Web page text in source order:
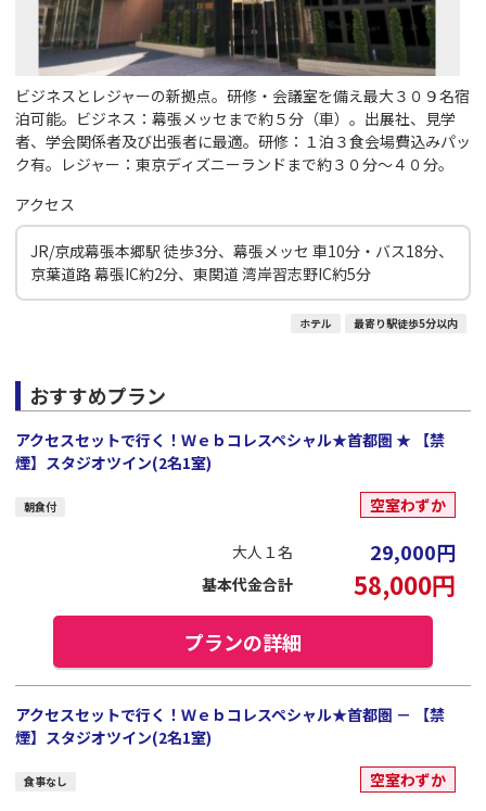
ビジネスとレジャーの新拠点。研修・会議室を備え最大３０９名宿
泊可能。ビジネス：幕張メッセまで約５分（車）。出展社、見学
者、学会関係者及び出張者に最適。研修：１泊３食会場費込みパッ
ク有。レジャー：東京ディズニーランドまで約３０分～４０分。
アクセス
JR/京成幕張本郷駅 徒歩3分、幕張メッセ 車10分・バス18分、
京葉道路 幕張IC約2分、東関道 湾岸習志野IC約5分
ホテル 最寄り駅徒歩5分以内
おすすめプラン
アクセスセットで行く！Ｗｅｂコレスペシャル★首都圏 ★ 【禁
煙】スタジオツイン(2名1室)
朝食付 空室わずか
大人１名 29,000円
基本代金合計 58,000円
プランの詳細
アクセスセットで行く！Ｗｅｂコレスペシャル★首都圏 － 【禁
煙】スタジオツイン(2名1室)
食事なし 空室わずか